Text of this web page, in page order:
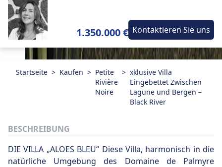
1.350.000 € Kontaktieren Sie uns
Startseite > Kaufen > Petite
Rivière
Noire
> xklusive Villa
Eingebettet Zwischen
Lagune und Bergen –
Black River
BESCHREIBUNG
DIE VILLA „ALOES BLEU“ Diese Villa, harmonisch in die
natürliche Umgebung des Domaine de Palmyre